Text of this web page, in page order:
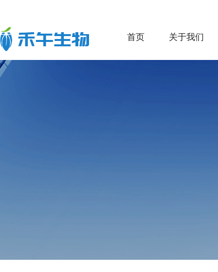
首页 关于我们